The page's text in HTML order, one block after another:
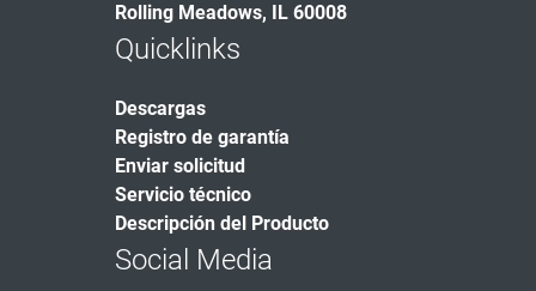
Rolling Meadows, IL 60008
Quicklinks
Descargas
Registro de garantía
Enviar solicitud
Servicio técnico
Descripción del Producto
Social Media